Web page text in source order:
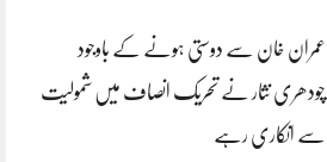
عمران خان سے دوستی ہونے کے باوجود
چودھری نثار نے تحریک انصاف میں شمولیت
سے انکاری رہے